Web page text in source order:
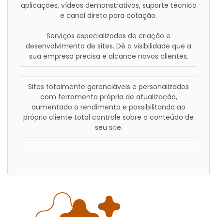
aplicações, vídeos demonstrativos, suporte técnico
e canal direto para cotação.
Serviços especializados de criação e
desenvolvimento de sites. Dê a visibilidade que a
sua empresa precisa e alcance novos clientes.
Sites totalmente gerenciáveis e personalizados
com ferramenta própria de atualização,
aumentado o rendimento e possibilitando ao
próprio cliente total controle sobre o conteúdo de
seu site.